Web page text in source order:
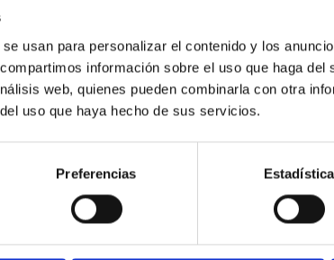
usan para personalizar el contenido y los
información sobre el uso que haga del
web, quienes pueden combinarla con otra
uso que haya hecho de sus servicios.
Preferencias Estadística
poor stars in the local universe play a special
poor stars in our Galaxy and its satellites are